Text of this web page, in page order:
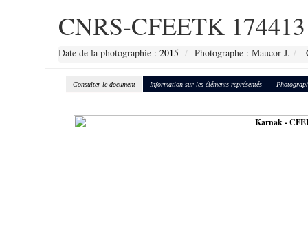
CNRS-CFEETK 174413
Date de la photographie : 2015 Photographe : Maucor J.
Consulter le document Information sur les éléments représentés